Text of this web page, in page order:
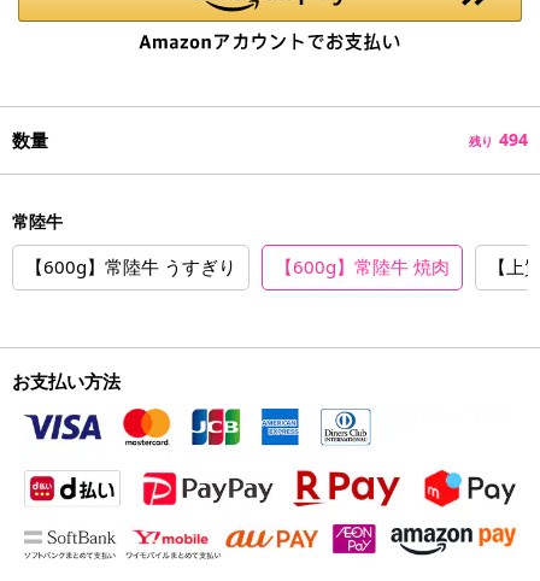
数量 残り 494
常陸牛
【600g】常陸牛 うすぎり 【600g】常陸牛 焼肉 【上
お支払い方法